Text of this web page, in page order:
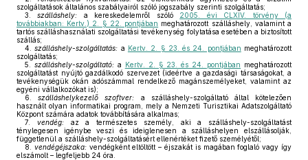
szolgáltatások általános szabályairól szóló jogszabály szerinti szolgáltatás;
3.
szálláshely: a kereskedelemről szóló 2005. évi CLXIV. törvény (a
továbbiakban: Kertv.) 2. § 22. pontjában meghatározott szálláshely, valamint a
tartós szálláshasználati szolgáltatási tevékenység folytatása esetében a biztosított
szállás;
4.
szálláshely-szolgáltatás: a Kertv. 2. § 23. és 24. pontjában meghatározott
szolgáltatás;
5.
szálláshely-szolgáltató:a Kertv. 2. § 23. és 24. pontjában meghatározott
szolgáltatást nyújtó gazdálkodó szervezet (ideértve a gazdasági társaságokat, a
tevékenységük okán adószámmal rendelkező magánszemélyeket, valamint az
egyéni vállalkozókat is);
6.
szálláshelykezelő szoftver: a szálláshely-szolgáltató által kötelezően
használt olyan informatikai program, mely a Nemzeti Turisztikai Adatszolgáltató
Központ számára adatok továbbítására alkalmas;
7.
vendég:az a természetes személy, aki a szálláshely-szolgáltatást
ténylegesen igénybe veszi és ideiglenesen a szálláshelyen elszállásolják,
függetlenül a szálláshely-szolgáltatásért ellenértéket fizető személyétől;
8.
vendégéjszaka:vendégként eltöltött – éjszakát is magában foglaló vagy így
elszámolt – legfeljebb 24 óra.